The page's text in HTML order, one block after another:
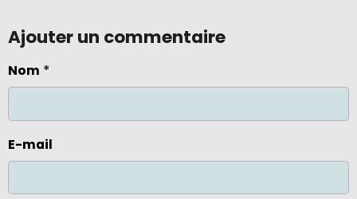
Ajouter un commentaire
Nom
E-mail